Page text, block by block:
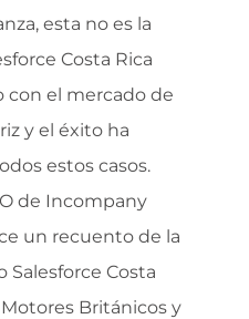
esta no es la
Costa Rica
con el mercado de
y el éxito ha
estos casos.
de Incompany
un recuento de la
Costa
Británicos y